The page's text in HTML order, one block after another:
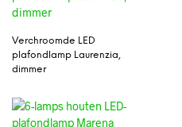
Verchroomde LED
plafondlamp Laurenzia,
dimmer